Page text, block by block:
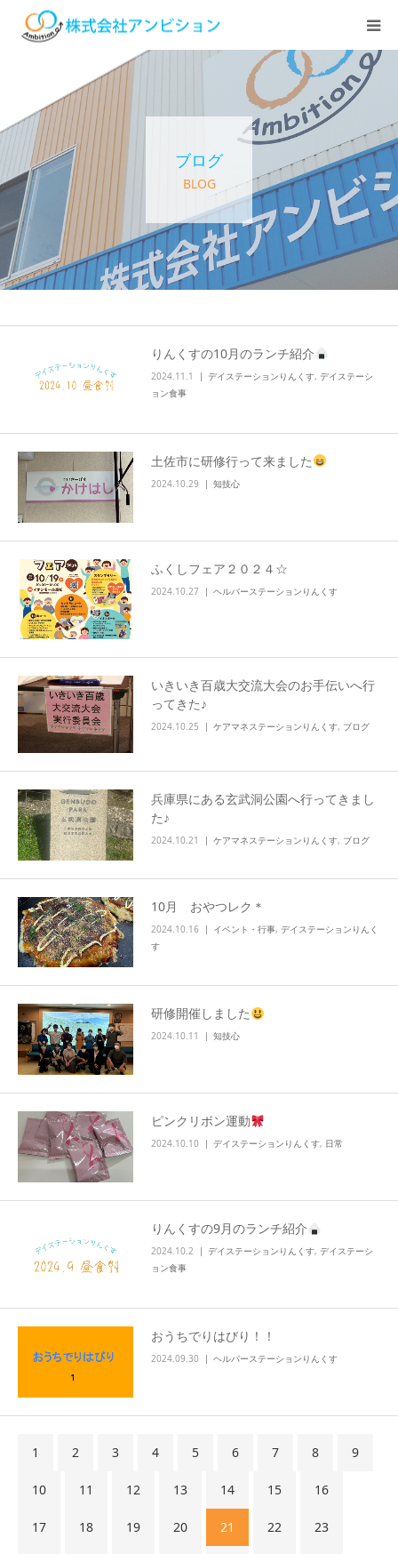
ブログ
BLOG
りんくすの10月のランチ紹介
2024.11.1 デイステーションりんくす, デイステーシ
ョン食事
土佐市に研修行って来ました
2024.10.29 知技心
ふくしフェア２０２４☆
2024.10.27 ヘルパーステーションりんくす
いきいき百歳大交流大会のお手伝いへ行
ってきた♪
2024.10.25 ケアマネステーションりんくす, ブログ
兵庫県にある玄武洞公園へ行ってきまし
た♪
2024.10.21 ケアマネステーションりんくす, ブログ
10月 おやつレク＊
2024.10.16 イベント・行事, デイステーションりんく
す
研修開催しました
2024.10.11 知技心
ピンクリボン運動
2024.10.10 デイステーションりんくす, 日常
りんくすの9月のランチ紹介
2024.10.2 デイステーションりんくす, デイステーシ
ョン食事
おうちでりはびり！！
2024.09.30 ヘルパーステーションりんくす
1 2 3 4 5 6 7 8 9
10 11 12 13 14 15 16
17 18 19 20 21 22 23
アンビションについて
サービス紹介
デイステーション
居宅介護・訪問介護
快護ラボ知技心
求人情報
info